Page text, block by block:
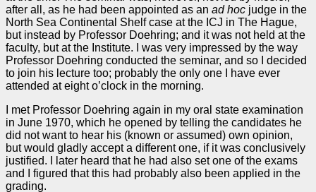
after all, as he had been appointed as an ad hoc judge in the
North Sea Continental Shelf case at the ICJ in The Hague,
but instead by Professor Doehring; and it was not held at the
faculty, but at the Institute. I was very impressed by the way
Professor Doehring conducted the seminar, and so I decided
to join his lecture too; probably the only one I have ever
attended at eight o’clock in the morning.
I met Professor Doehring again in my oral state examination
in June 1970, which he opened by telling the candidates he
did not want to hear his (known or assumed) own opinion,
but would gladly accept a different one, if it was conclusively
justified. I later heard that he had also set one of the exams
and I figured that this had probably also been applied in the
grading.